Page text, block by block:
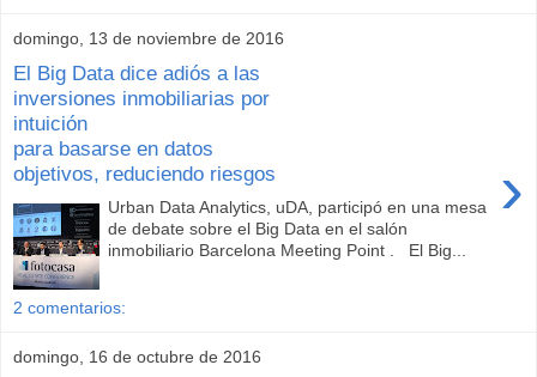
domingo, 13 de noviembre de 2016
El Big Data dice adiós a las
inversiones inmobiliarias por
intuición
para basarse en datos
objetivos, reduciendo riesgos
›
Urban Data Analytics, uDA, participó en una mesa
de debate sobre el Big Data en el salón
inmobiliario Barcelona Meeting Point . El Big...
2 comentarios:
domingo, 16 de octubre de 2016